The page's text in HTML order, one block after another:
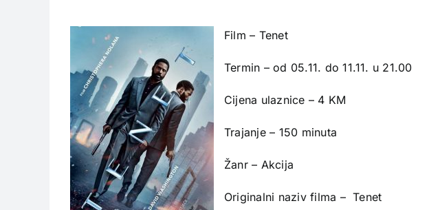
Film – Tenet
Termin – od 05.11. do 11.11. u 21.00
Cijena ulaznice – 4 KM
Trajanje – 150 minuta
Žanr – Akcija
Originalni naziv filma – Tenet